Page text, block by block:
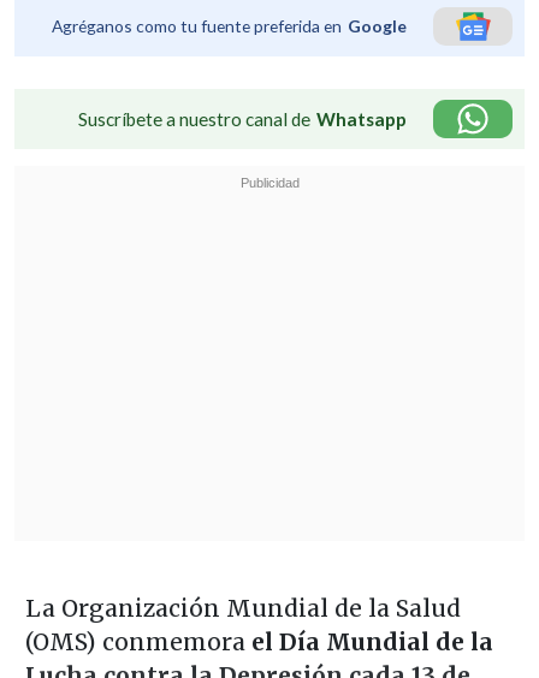
Agréganos como tu fuente preferida en Google
Suscríbete a nuestro canal de Whatsapp
La Organización Mundial de la Salud
(OMS) conmemora el Día Mundial de la